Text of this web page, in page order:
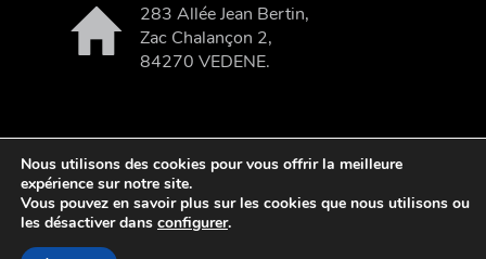
283 Allée Jean Bertin,
Zac Chalançon 2,
84270 VEDENE.
| webdesign : Adgence
Nous utilisons des cookies pour vous offrir la meilleure
expérience sur notre site.
Vous pouvez en savoir plus sur les cookies que nous utilisons ou
les désactiver dans configurer.